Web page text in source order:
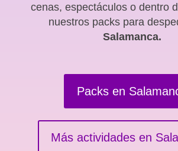
cenas, espectáculos o dentro
nuestros packs para
Salamanca.
Packs en
Más actividades en